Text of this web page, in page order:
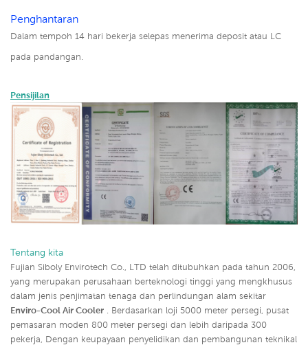
Penghantaran
Dalam tempoh 14 hari bekerja selepas menerima deposit atau LC
pada pandangan.
Pensijilan
Tentang kita
Fujian Siboly Envirotech Co., LTD telah ditubuhkan pada tahun 2006,
yang merupakan perusahaan berteknologi tinggi yang mengkhusus
dalam jenis penjimatan tenaga dan perlindungan alam sekitar
Enviro-Cool Air Cooler
Berdasarkan loji 5000 meter persegi, pusat
pemasaran moden 800 meter persegi dan lebih daripada 300
pekerja, Dengan keupayaan penyelidikan dan pembangunan teknikal